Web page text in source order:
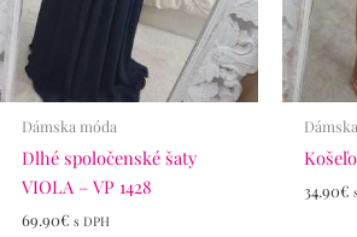
Dámska móda
Dlhé spoločenské šaty
VIOLA – VP 1428
69.90€ s DPH
34.90€